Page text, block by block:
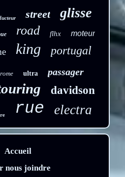
street glisse
road flhx moteur
king portugal
ultra passager
davidson
rue electra
Accueil
nous joindre